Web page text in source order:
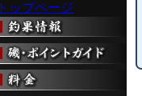
トップページ